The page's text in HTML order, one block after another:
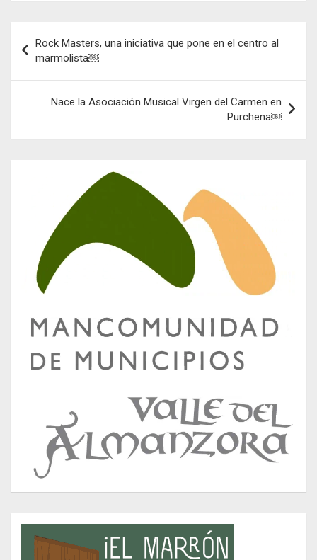
de
entradas
Rock Masters, una iniciativa que pone en el centro al
marmolista￼
Nace la Asociación Musical Virgen del Carmen en
Purchena￼